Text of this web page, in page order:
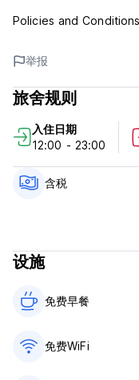
Policies and
Cancellation Policy: 1
cancellation or No
night of your stay.
Check out before
Payment upon arrival
Animals are not
举报
旅舍规则
入住日期
12:00 - 23:00
含税
设施
免费早餐‎
免费WiFi